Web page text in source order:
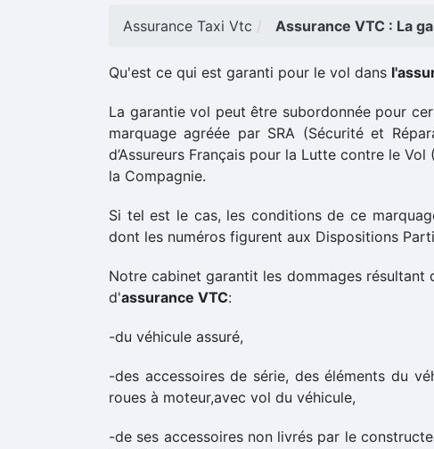
Assurance Taxi Vtc Assurance VTC : La
Qu'est ce qui est garanti pour le vol dans
La garantie vol peut être subordonnée pour
marquage agréée par SRA (Sécurité et
d’Assureurs Français pour la Lutte contre le
la Compagnie.
Si tel est le cas, les conditions de ce
dont les numéros figurent aux Dispositions
Notre cabinet garantit les dommages
d'assurance VTC:
-du véhicule assuré,
-des accessoires de série, des éléments du
roues à moteur,avec vol du véhicule,
-de ses accessoires non livrés par le